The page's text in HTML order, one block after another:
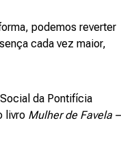
podemos reverter
cada vez maior,
da Pontifícia
livro Mulher de Favela –